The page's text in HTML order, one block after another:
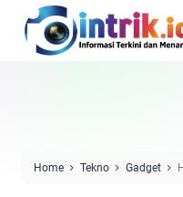
Home Tekno Gadget